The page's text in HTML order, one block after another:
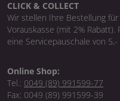
CLICK & COLLECT
Wir stellen Ihre Bestellung
Vorauskasse (mit 2%
eine Servicepauschale von 5,-
Online Shop:
Tel.: 0049 (89) 991599-77
Fax: 0049 (89) 991599-39